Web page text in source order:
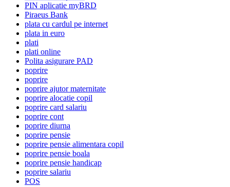
PIN aplicatie myBRD
Piraeus Bank
plata cu cardul pe internet
plata in euro
plati
plati online
Polita asigurare PAD
poprire
poprire
poprire ajutor maternitate
poprire alocatie copil
poprire card salariu
poprire cont
poprire diurna
poprire pensie
poprire pensie alimentara copil
poprire pensie boala
poprire pensie handicap
poprire salariu
POS